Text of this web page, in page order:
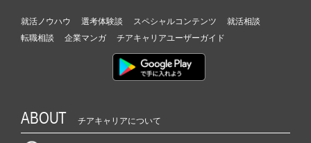
就活ノウハウ 選考体験談 スペシャルコンテンツ
就活相談
転職相談
企業マンガ チアキャリアユーザーガイド
ABOUT チアキャリアについて